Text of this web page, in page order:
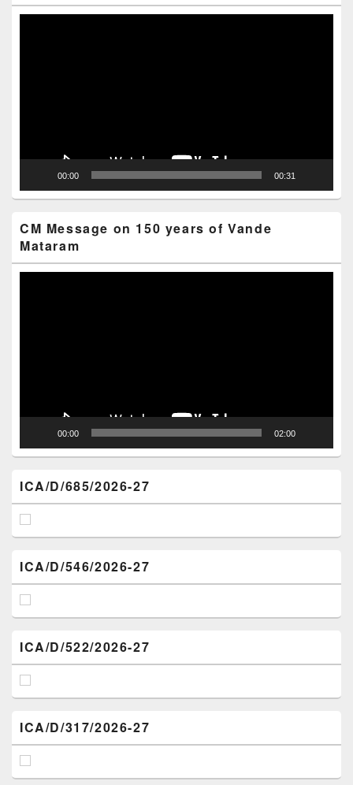
00:00 00:31
CM Message on 150 years of Vande
Mataram
00:00 02:00
ICA/D/685/2026-27
ICA/D/546/2026-27
ICA/D/522/2026-27
ICA/D/317/2026-27